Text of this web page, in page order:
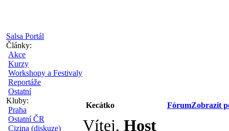
Salsa Portál
Články:
Akce
Kurzy
Workshopy a Festivaly
Reportáže
Ostatní
Kluby:
Praha
Ostatní ČR
Cizina (diskuze)
Kecátko FórumZobrazit
Vítej, Host